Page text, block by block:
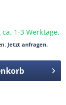
1-3 Werktage.
Jetzt anfragen.